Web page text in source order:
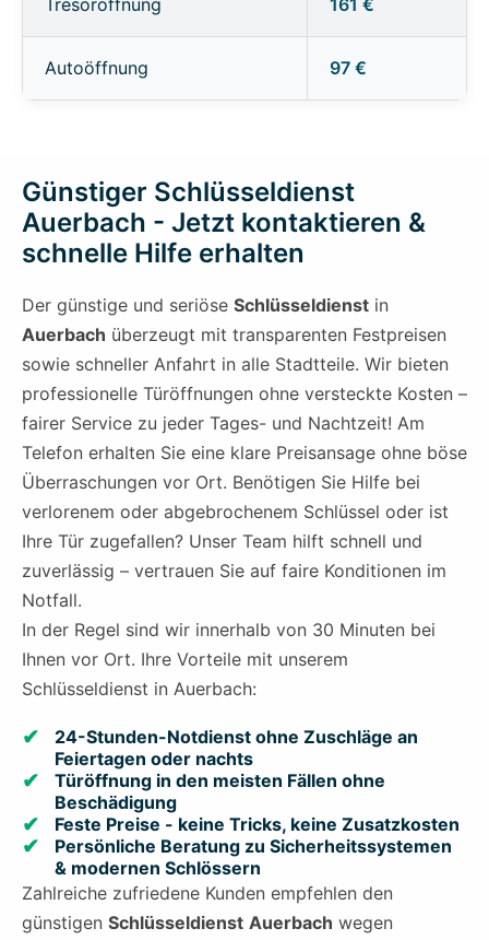
Tresoröffnung 161 €
Autoöffnung 97 €
Günstiger Schlüsseldienst
Auerbach - Jetzt kontaktieren &
schnelle Hilfe erhalten
Der günstige und seriöse Schlüsseldienst in
Auerbach überzeugt mit transparenten Festpreisen
sowie schneller Anfahrt in alle Stadtteile. Wir bieten
professionelle Türöffnungen ohne versteckte Kosten –
fairer Service zu jeder Tages- und Nachtzeit! Am
Telefon erhalten Sie eine klare Preisansage ohne böse
Überraschungen vor Ort. Benötigen Sie Hilfe bei
verlorenem oder abgebrochenem Schlüssel oder ist
Ihre Tür zugefallen? Unser Team hilft schnell und
zuverlässig – vertrauen Sie auf faire Konditionen im
Notfall.
In der Regel sind wir innerhalb von 30 Minuten bei
Ihnen vor Ort. Ihre Vorteile mit unserem
Schlüsseldienst in Auerbach:
24-Stunden-Notdienst ohne Zuschläge an
Feiertagen oder nachts
Türöffnung in den meisten Fällen ohne
Beschädigung
Feste Preise - keine Tricks, keine Zusatzkosten
Persönliche Beratung zu Sicherheitssystemen
& modernen Schlössern
Zahlreiche zufriedene Kunden empfehlen den
günstigen Schlüsseldienst Auerbach wegen